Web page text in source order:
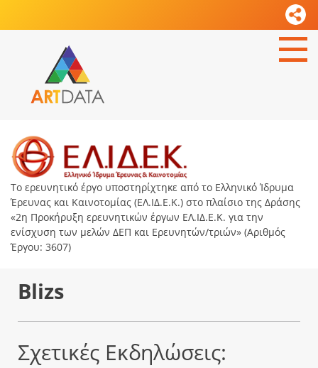
Το ερευνητικό έργο υποστηρίχτηκε από το Ελληνικό Ίδρυμα
Έρευνας και Καινοτομίας (ΕΛ.ΙΔ.Ε.Κ.) στο πλαίσιο της Δράσης
«2η Προκήρυξη ερευνητικών έργων ΕΛ.ΙΔ.Ε.Κ. για την
ενίσχυση των μελών ΔΕΠ και Ερευνητών/τριών» (Αριθμός
Έργου: 3607)
Blizs
Σχετικές Εκδηλώσεις: